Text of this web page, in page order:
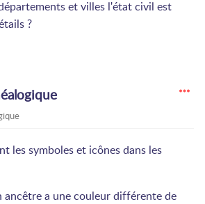
et villes l'état civil est
?
les symboles et icônes dans les
ancêtre a une couleur différente de